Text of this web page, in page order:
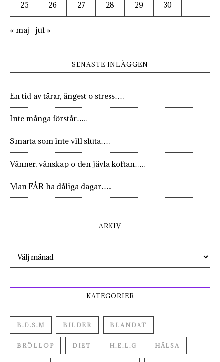
25 26 27 28 29 30
« maj jul »
SENASTE INLÄGGEN
En tid av tårar, ångest o stress….
Inte många förstår…..
Smärta som inte vill sluta….
Vänner, vänskap o den jävla koftan…..
Man FÅR ha dåliga dagar…..
ARKIV
Arkiv
KATEGORIER
B.D.S.M BILDER BLANDAT
BRÖLLOP DIET H.E.L.G HÄLSA